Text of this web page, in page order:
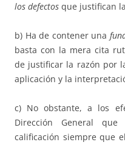
los defectos que justifican
b) Ha de contener una
basta con la mera cita
de justificar la razón por
aplicación y la
c) No obstante, a los
Dirección General
calificación siempre que